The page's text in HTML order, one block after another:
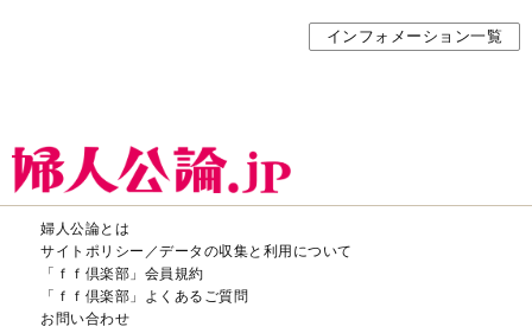
インフォメーション一覧
婦人公論とは
サイトポリシー／データの収集と利用について
「ｆｆ倶楽部」会員規約
「ｆｆ倶楽部」よくあるご質問
お問い合わせ